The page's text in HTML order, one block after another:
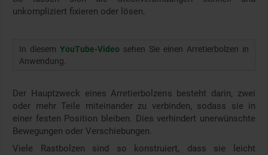
unkompliziert fixieren oder lösen.
In diesem YouTube-Video sehen Sie einen Arretierbolzen in
Anwendung.
Der Hauptzweck eines Arretierbolzens besteht darin, zwei
oder mehr Teile miteinander zu verbinden, sodass sie in
einer festen Position bleiben. Dies verhindert unerwünschte
Bewegungen oder Verschiebungen.
Viele Rastbolzen sind so konstruiert, dass sie leicht